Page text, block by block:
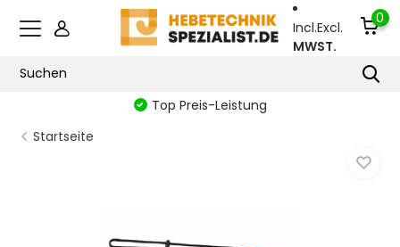
Incl.Excl.
MWST.
0
Top Preis-Leistung
Startseite